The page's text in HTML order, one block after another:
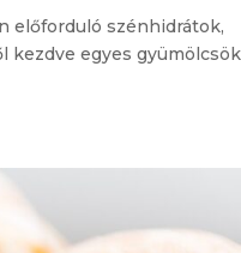
előforduló szénhidrátok,
kezdve egyes